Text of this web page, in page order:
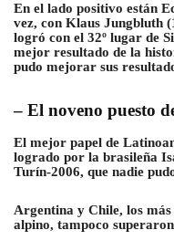
En el lado positivo están
vez, con Klaus Jungbluth
logró con el 32º lugar de
mejor resultado de la
pudo mejorar sus
– El noveno puesto
El mejor papel de
logrado por la brasileña
Turín-2006, que nadie
Argentina y Chile, los
alpino, tampoco